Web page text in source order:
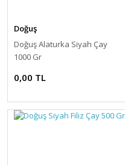
Doğuş
Doğuş Alaturka Siyah Çay
1000 Gr
0,00 TL